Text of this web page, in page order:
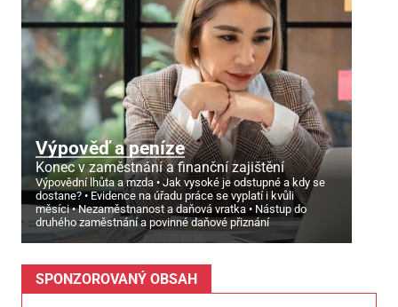
Výpověď a peníze
Konec v zaměstnání a finanční zajištění
Výpovědní lhůta a mzda
Jak vysoké je odstupné a kdy se
dostane?
Evidence na úřadu práce se vyplatí i kvůli
měsíci
Nezaměstnanost a daňová vratka
Nástup do
druhého zaměstnání a povinné daňové přiznání
SPONZOROVANÝ OBSAH